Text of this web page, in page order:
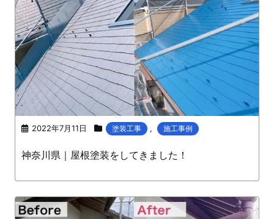
2022年7月11日 塗装工事 , 施工事例
神奈川県｜屋根塗装をしてきました！